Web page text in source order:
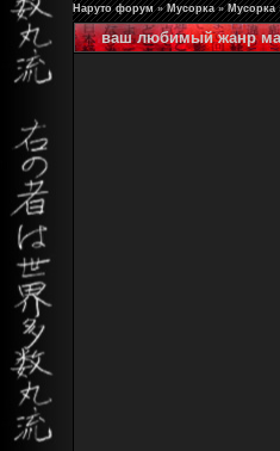
Наруто форум » Мусорка » Мусорка
ваш любимый жанр